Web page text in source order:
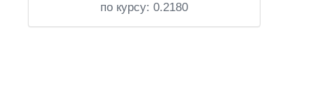
по курсу: 0.2180